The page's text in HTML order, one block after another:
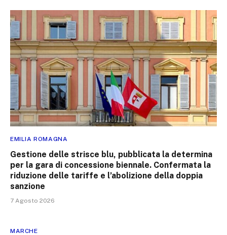
EMILIA ROMAGNA
Gestione delle strisce blu, pubblicata la determina
per la gara di concessione biennale. Confermata la
riduzione delle tariffe e l’abolizione della doppia
sanzione
7 Agosto 2026
MARCHE